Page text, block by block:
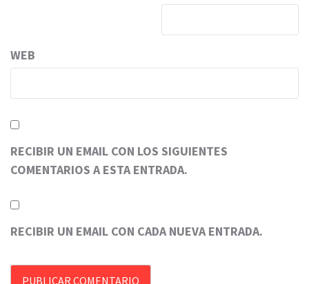
WEB
RECIBIR UN EMAIL CON LOS SIGUIENTES
COMENTARIOS A ESTA ENTRADA.
RECIBIR UN EMAIL CON CADA NUEVA ENTRADA.